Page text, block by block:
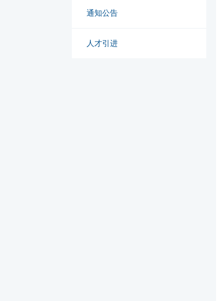
通知公告
人才引进